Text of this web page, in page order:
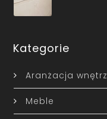
Kategorie
Aranżacja wnętrz
Meble